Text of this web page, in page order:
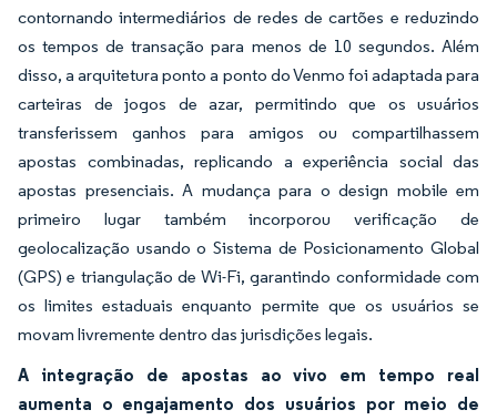
contornando intermediários de redes de cartões e reduzindo
os tempos de transação para menos de 10 segundos. Além
disso, a arquitetura ponto a ponto do Venmo foi adaptada para
carteiras de jogos de azar, permitindo que os usuários
transferissem ganhos para amigos ou compartilhassem
apostas combinadas, replicando a experiência social das
apostas presenciais. A mudança para o design mobile em
primeiro lugar também incorporou verificação de
geolocalização usando o Sistema de Posicionamento Global
(GPS) e triangulação de Wi-Fi, garantindo conformidade com
os limites estaduais enquanto permite que os usuários se
movam livremente dentro das jurisdições legais.
A integração de apostas ao vivo em tempo real
aumenta o engajamento dos usuários por meio de